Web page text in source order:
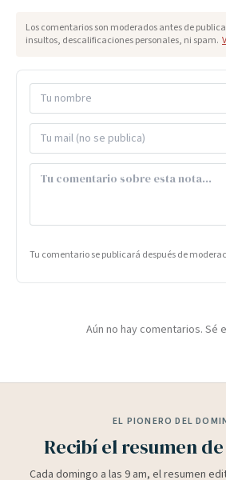
Los comentarios son moderados antes de
insultos, descalificaciones personales, ni spam.
Tu comentario se publicará después de
Aún no hay comentarios. Sé
EL PIONERO DEL
Recibí el resumen
Cada domingo a las 9 am, el resumen